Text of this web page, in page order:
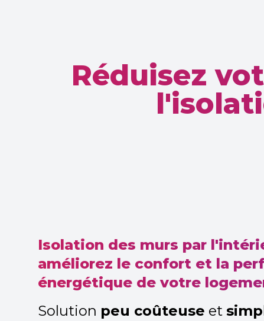
Réduisez
Isolation des murs par
améliorez le confort et la
énergétique de votre
Solution peu coûteuse et